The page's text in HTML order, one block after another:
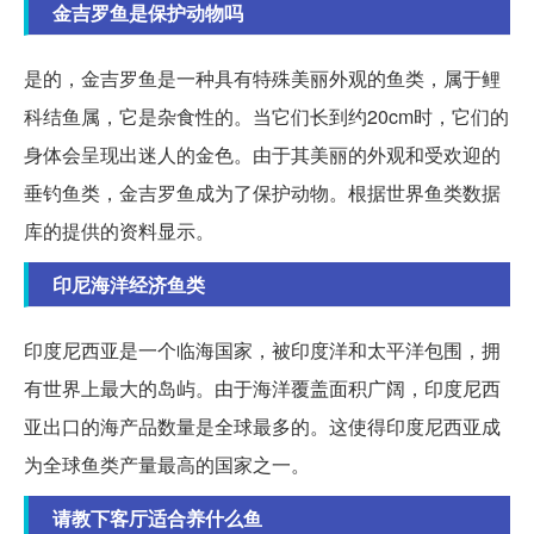
金吉罗鱼是保护动物吗
是的，金吉罗鱼是一种具有特殊美丽外观的鱼类，属于鲤
科结鱼属，它是杂食性的。当它们长到约20cm时，它们的
身体会呈现出迷人的金色。由于其美丽的外观和受欢迎的
垂钓鱼类，金吉罗鱼成为了保护动物。根据世界鱼类数据
库的提供的资料显示。
印尼海洋经济鱼类
印度尼西亚是一个临海国家，被印度洋和太平洋包围，拥
有世界上最大的岛屿。由于海洋覆盖面积广阔，印度尼西
亚出口的海产品数量是全球最多的。这使得印度尼西亚成
为全球鱼类产量最高的国家之一。
请教下客厅适合养什么鱼